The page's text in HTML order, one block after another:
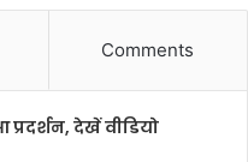
Comments
देखें वीडियो